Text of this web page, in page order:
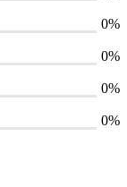
0%
0%
0%
0%